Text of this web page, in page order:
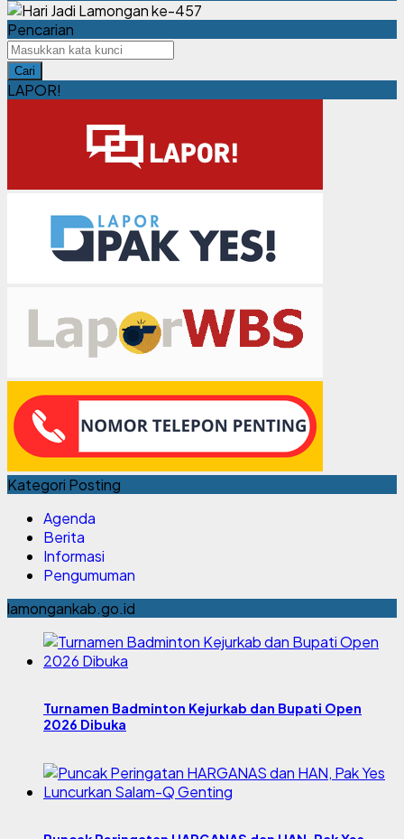
Pencarian
Cari
LAPOR!
Kategori Posting
Agenda
Berita
Informasi
Pengumuman
lamongankab.go.id
Turnamen Badminton Kejurkab dan Bupati Open
2026 Dibuka